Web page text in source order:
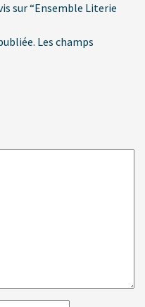
sur “Ensemble Literie
Les champs